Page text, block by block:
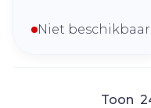
Niet beschikbaar
Toon